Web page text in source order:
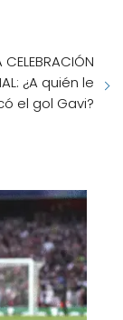
CELEBRACIÓN
¿A quién le
el gol Gavi?